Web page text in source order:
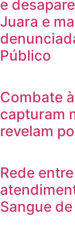
e
Juara e
Público
Combate
capturam
revelam
Rede
Sangue